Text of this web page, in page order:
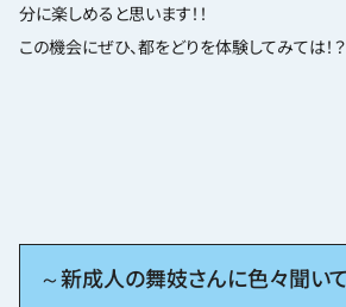
分に楽しめると思います！！
この機会にぜひ、都をどりを体験してみては！？
～新成人の舞妓さんに色々聞い